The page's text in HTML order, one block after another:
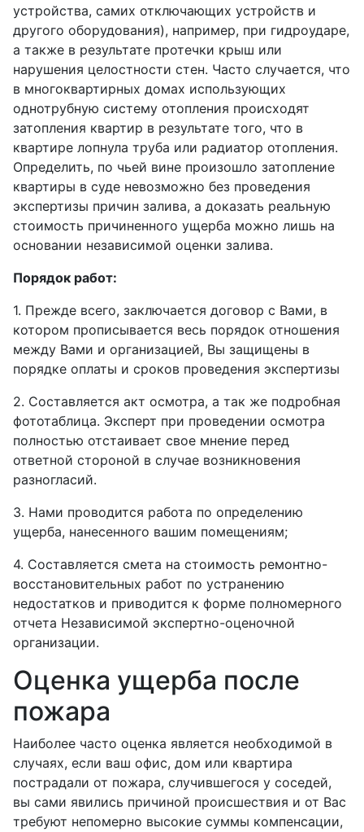
устройства, самих отключающих устройств и
другого оборудования), например, при гидроударе,
а также в результате протечки крыш или
нарушения целостности стен. Часто случается, что
в многоквартирных домах использующих
однотрубную систему отопления происходят
затопления квартир в результате того, что в
квартире лопнула труба или радиатор отопления.
Определить, по чьей вине произошло затопление
квартиры в суде невозможно без проведения
экспертизы причин залива, а доказать реальную
стоимость причиненного ущерба можно лишь на
основании независимой оценки залива.
Порядок работ:
1. Прежде всего, заключается договор с Вами, в
котором прописывается весь порядок отношения
между Вами и организацией, Вы защищены в
порядке оплаты и сроков проведения экспертизы
2. Составляется акт осмотра, а так же подробная
фототаблица. Эксперт при проведении осмотра
полностью отстаивает свое мнение перед
ответной стороной в случае возникновения
разногласий.
3. Нами проводится работа по определению
ущерба, нанесенного вашим помещениям;
4. Составляется смета на стоимость ремонтно-
восстановительных работ по устранению
недостатков и приводится к форме полномерного
отчета Независимой экспертно-оценочной
организации.
Оценка ущерба после
пожара
Наиболее часто оценка является необходимой в
случаях, если ваш офис, дом или квартира
пострадали от пожара, случившегося у соседей,
вы сами явились причиной происшествия и от Вас
требуют непомерно высокие суммы компенсации,